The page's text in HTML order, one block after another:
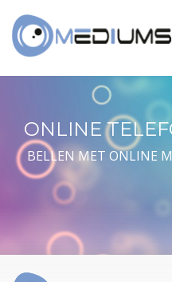
ONLINE
BELLEN MET ONLINE